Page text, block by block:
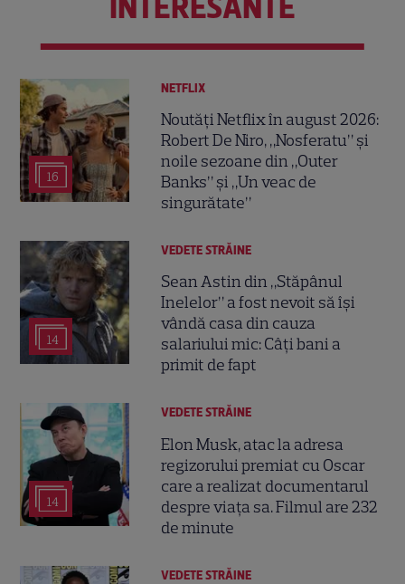
16
NETFLIX
Noutăți Netflix în august 2026:
Robert De Niro, „Nosferatu” și
noile sezoane din „Outer
Banks” și „Un veac de
singurătate”
14
VEDETE STRĂINE
Sean Astin din „Stăpânul
Inelelor” a fost nevoit să își
vândă casa din cauza
salariului mic: Câți bani a
primit de fapt
14
VEDETE STRĂINE
Elon Musk, atac la adresa
regizorului premiat cu Oscar
care a realizat documentarul
despre viața sa. Filmul are 232
de minute
VEDETE STRĂINE